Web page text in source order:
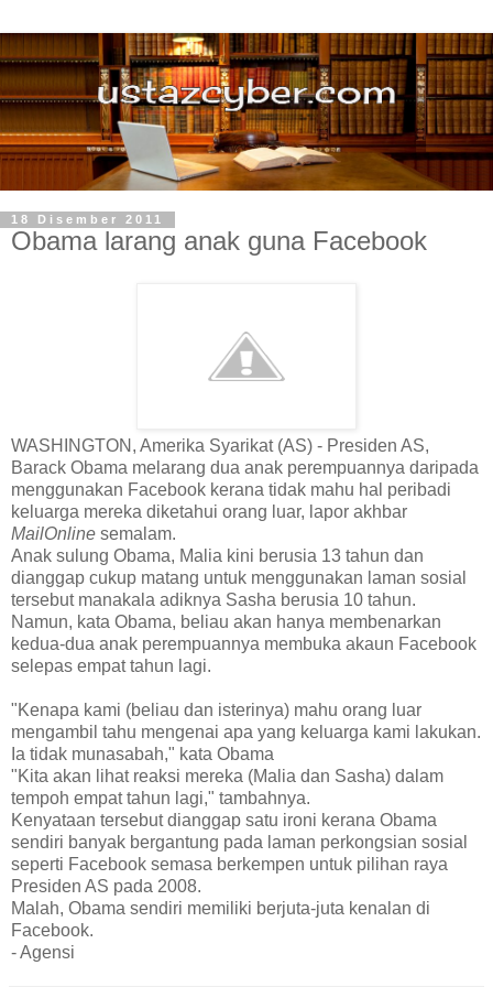
18 Disember 2011
Obama larang anak guna Facebook
WASHINGTON, Amerika Syarikat (AS) - Presiden AS,
Barack Obama melarang dua anak perempuannya daripada
menggunakan Facebook kerana tidak mahu hal peribadi
keluarga mereka diketahui orang luar, lapor akhbar
MailOnline semalam.
Anak sulung Obama, Malia kini berusia 13 tahun dan
dianggap cukup matang untuk menggunakan laman sosial
tersebut manakala adiknya Sasha berusia 10 tahun.
Namun, kata Obama, beliau akan hanya membenarkan
kedua-dua anak perempuannya membuka akaun Facebook
selepas empat tahun lagi.
"Kenapa kami (beliau dan isterinya) mahu orang luar
mengambil tahu mengenai apa yang keluarga kami lakukan.
Ia tidak munasabah," kata Obama
"Kita akan lihat reaksi mereka (Malia dan Sasha) dalam
tempoh empat tahun lagi," tambahnya.
Kenyataan tersebut dianggap satu ironi kerana Obama
sendiri banyak bergantung pada laman perkongsian sosial
seperti Facebook semasa berkempen untuk pilihan raya
Presiden AS pada 2008.
Malah, Obama sendiri memiliki berjuta-juta kenalan di
Facebook.
- Agensi